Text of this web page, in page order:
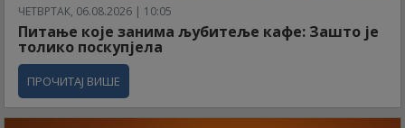
ЧЕТВРТАК, 06.08.2026 | 10:05
Питање које занима љубитеље кафе: Зашто је
толико поскупјела
ПРОЧИТАЈ ВИШЕ